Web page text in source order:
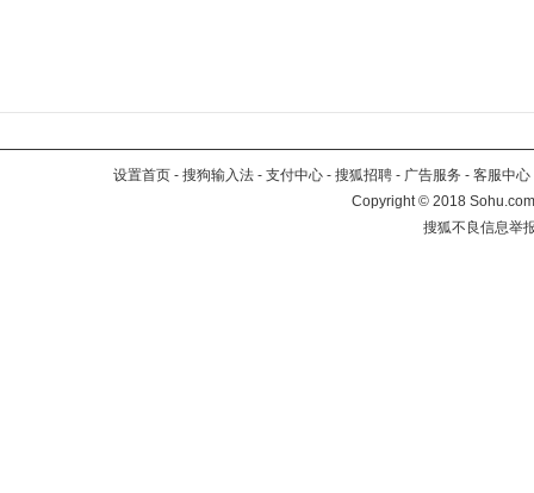
设置首页 - 搜狗输入法 - 支付中心 - 搜狐招聘 - 广告服务 - 客服中心
Copyright©2018
搜狐不良信息举